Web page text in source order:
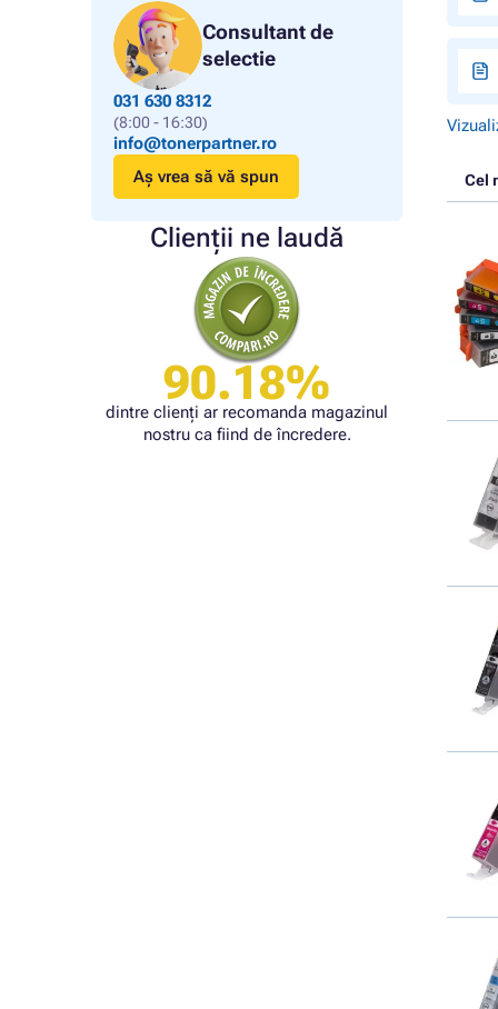
Consultant de
selectie
031 630 8312
(8:00 - 16:30)
info@tonerpartner.ro
Aș vrea să vă spun
Clienții ne laudă
90.18%
dintre clienți ar recomanda magazinul
nostru ca fiind de încredere.
Cel